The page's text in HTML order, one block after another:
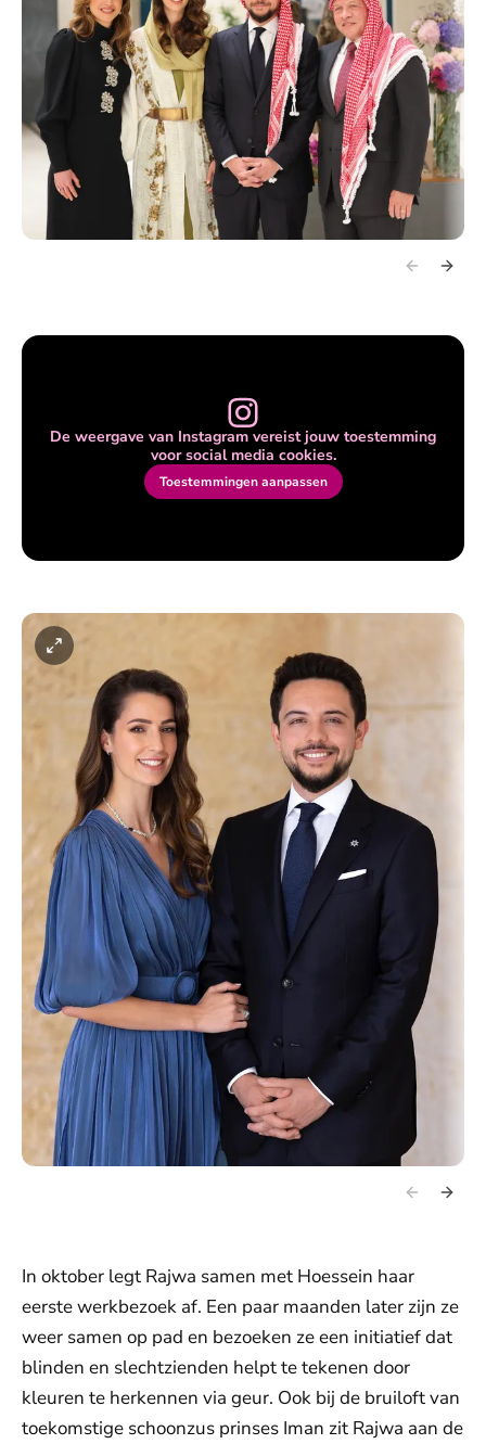
De weergave van Instagram vereist jouw toestemming
voor social media cookies.
Toestemmingen aanpassen
In oktober legt Rajwa samen met Hoessein haar
eerste werkbezoek af. Een paar maanden later zijn ze
weer samen op pad en bezoeken ze een initiatief dat
blinden en slechtzienden helpt te tekenen door
kleuren te herkennen via geur. Ook bij de bruiloft van
toekomstige schoonzus prinses Iman zit Rajwa aan de